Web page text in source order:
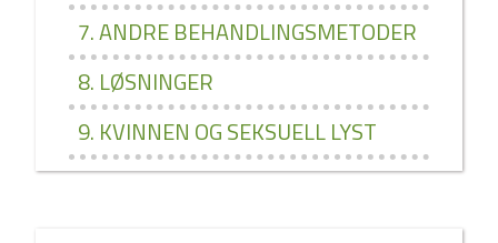
7. ANDRE BEHANDLINGSMETODER
8. LØSNINGER
9. KVINNEN OG SEKSUELL LYST